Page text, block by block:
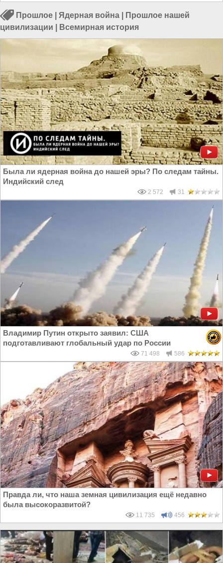
Прошлое Ядерная война
Прошлое нашей
цивилизации
Всемирная история
Была ли ядерная война до нашей эры? По следам тайны.
Индийский след
2 572 31
Владимир Путин открыто заявил: США
подготавливают глобальный удар по России
71 498 586
Правда ли, что наша земная цивилизация ещё недавно
была высокоразвитой?
11 735 456